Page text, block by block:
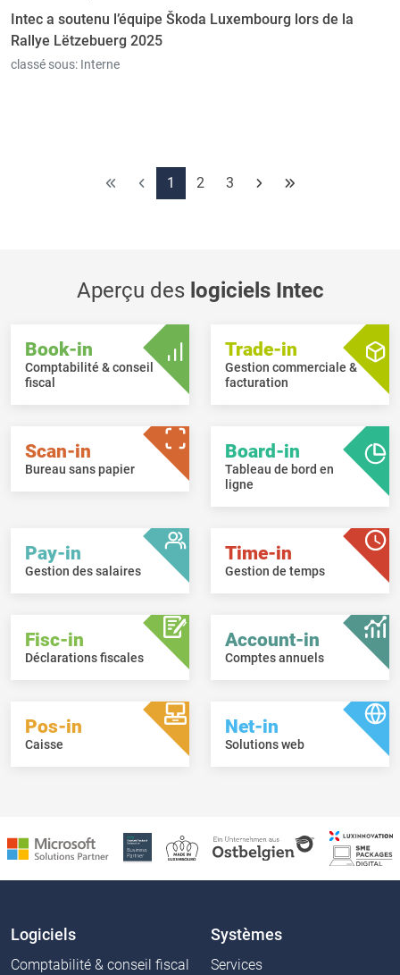
Intec a soutenu l’équipe Škoda Luxembourg lors de la
Rallye Lëtzebuerg 2025
classé sous: Interne
1 2 3
Aperçu des logiciels Intec
Book-in
Comptabilité & conseil
fiscal
Trade-in
Gestion commerciale &
facturation
Scan-in
Bureau sans papier
Board-in
Tableau de bord en
ligne
Pay-in
Gestion des salaires
Time-in
Gestion de temps
Fisc-in
Déclarations fiscales
Account-in
Comptes annuels
Pos-in
Caisse
Net-in
Solutions web
Logiciels
Comptabilité & conseil fiscal
Systèmes
Services